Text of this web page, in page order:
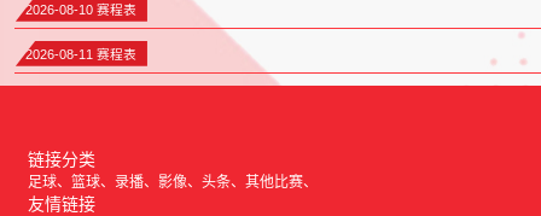
2026-08-10 赛程表
2026-08-11 赛程表
链接分类
足球 篮球 录播 影像 头条 其他比赛
友情链接